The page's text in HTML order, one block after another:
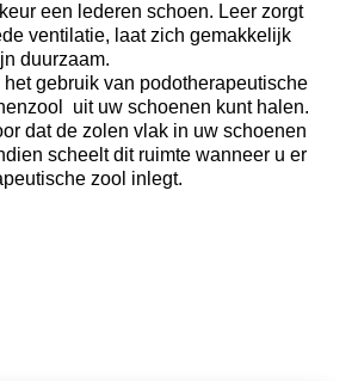
een lederen schoen. Leer zorgt
ventilatie, laat zich gemakkelijk
duurzaam.
het gebruik van podotherapeutische
uit uw schoenen kunt halen.
dat de zolen vlak in uw schoenen
scheelt dit ruimte wanneer u er
zool inlegt.